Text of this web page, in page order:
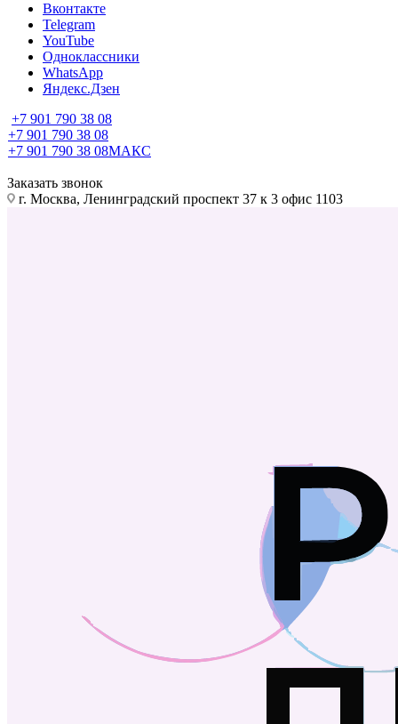
Вконтакте
Telegram
YouTube
Одноклассники
WhatsApp
Яндекс.Дзен
+7 901 790 38 08
+7 901 790 38 08
+7 901 790 38 08МАКС
Заказать звонок
г. Москва, Ленинградский проспект 37 к 3 офис 1103